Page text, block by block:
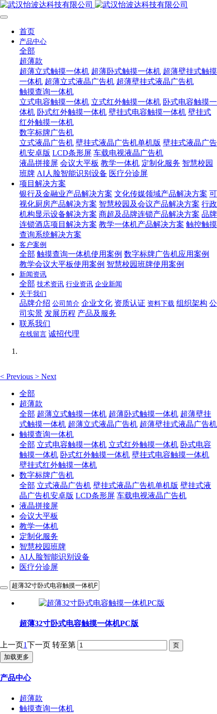
首页
产品中心
全部
超薄款
超薄立式触摸一体机 超薄卧式触摸一体机 超薄壁挂式触摸
一体机 超薄立式液晶广告机 超薄壁挂式液晶广告机
触摸查询一体机
立式电容触摸一体机 立式红外触摸一体机 卧式电容触摸一
体机 卧式红外触摸一体机 壁挂式电容触摸一体机 壁挂式
红外触摸一体机
数字标牌广告机
立式液晶广告机 壁挂式液晶广告机单机版 壁挂式液晶广告
机安卓版 LCD条形屏 车载电视液晶广告机
液晶拼接屏 会议大平板 教学一体机 定制化服务 智慧校园
班牌 AI人脸智能识别设备 医疗分诊屏
项目解决方案
银行及金融业产品解决方案 文化传媒领域产品解决方案 可
视化厨房产品解决方案 智慧校园及会议产品解决方案 行政
机构显示设备解决方案 商超及品牌连锁产品解决方案 品牌
连锁酒店项目解决方案 教学一体机产品解决方案 触控触摸
查询系统解决方案
客户案例
全部 触摸查询一体机使用案例 数字标牌广告机应用案例
教学会议大平板使用案例 智慧校园班牌使用案例
新闻资讯
全部 技术资讯 行业资讯 企业新闻
关于我们
品牌介绍 公司简介 企业文化 资质认证 资料下载 组织架构 公
司实景 发展历程 产品及服务
联系我们
在线留言 诚招代理
< Previous > Next
全部
超薄款
全部 超薄立式触摸一体机 超薄卧式触摸一体机 超薄壁挂
式触摸一体机 超薄立式液晶广告机 超薄壁挂式液晶广告机
触摸查询一体机
全部 立式电容触摸一体机 立式红外触摸一体机 卧式电容
触摸一体机 卧式红外触摸一体机 壁挂式电容触摸一体机
壁挂式红外触摸一体机
数字标牌广告机
全部 立式液晶广告机 壁挂式液晶广告机单机版 壁挂式液
晶广告机安卓版 LCD条形屏 车载电视液晶广告机
液晶拼接屏
会议大平板
教学一体机
定制化服务
智慧校园班牌
AI人脸智能识别设备
医疗分诊屏
超薄32寸卧式电容触摸一体机PC版
上一页1下一页 转至第
加载更多
产品中心
超薄款
触摸查询一体机